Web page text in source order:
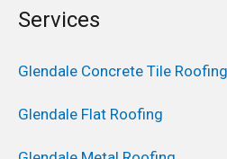
Services
Glendale Concrete Tile Roofing
Glendale Flat Roofing